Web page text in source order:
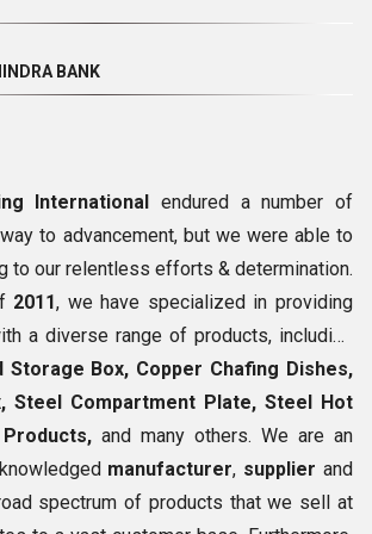
BANK
International endured a number of
to advancement, but we were able to
to our relentless efforts & determination.
2011, we have specialized in providing
a diverse range of products, including
Storage Box, Copper Chafing Dishes,
Steel Compartment Plate, Steel Hot
and many others. We are an
manufacturer, supplier and
spectrum of products that we sell at